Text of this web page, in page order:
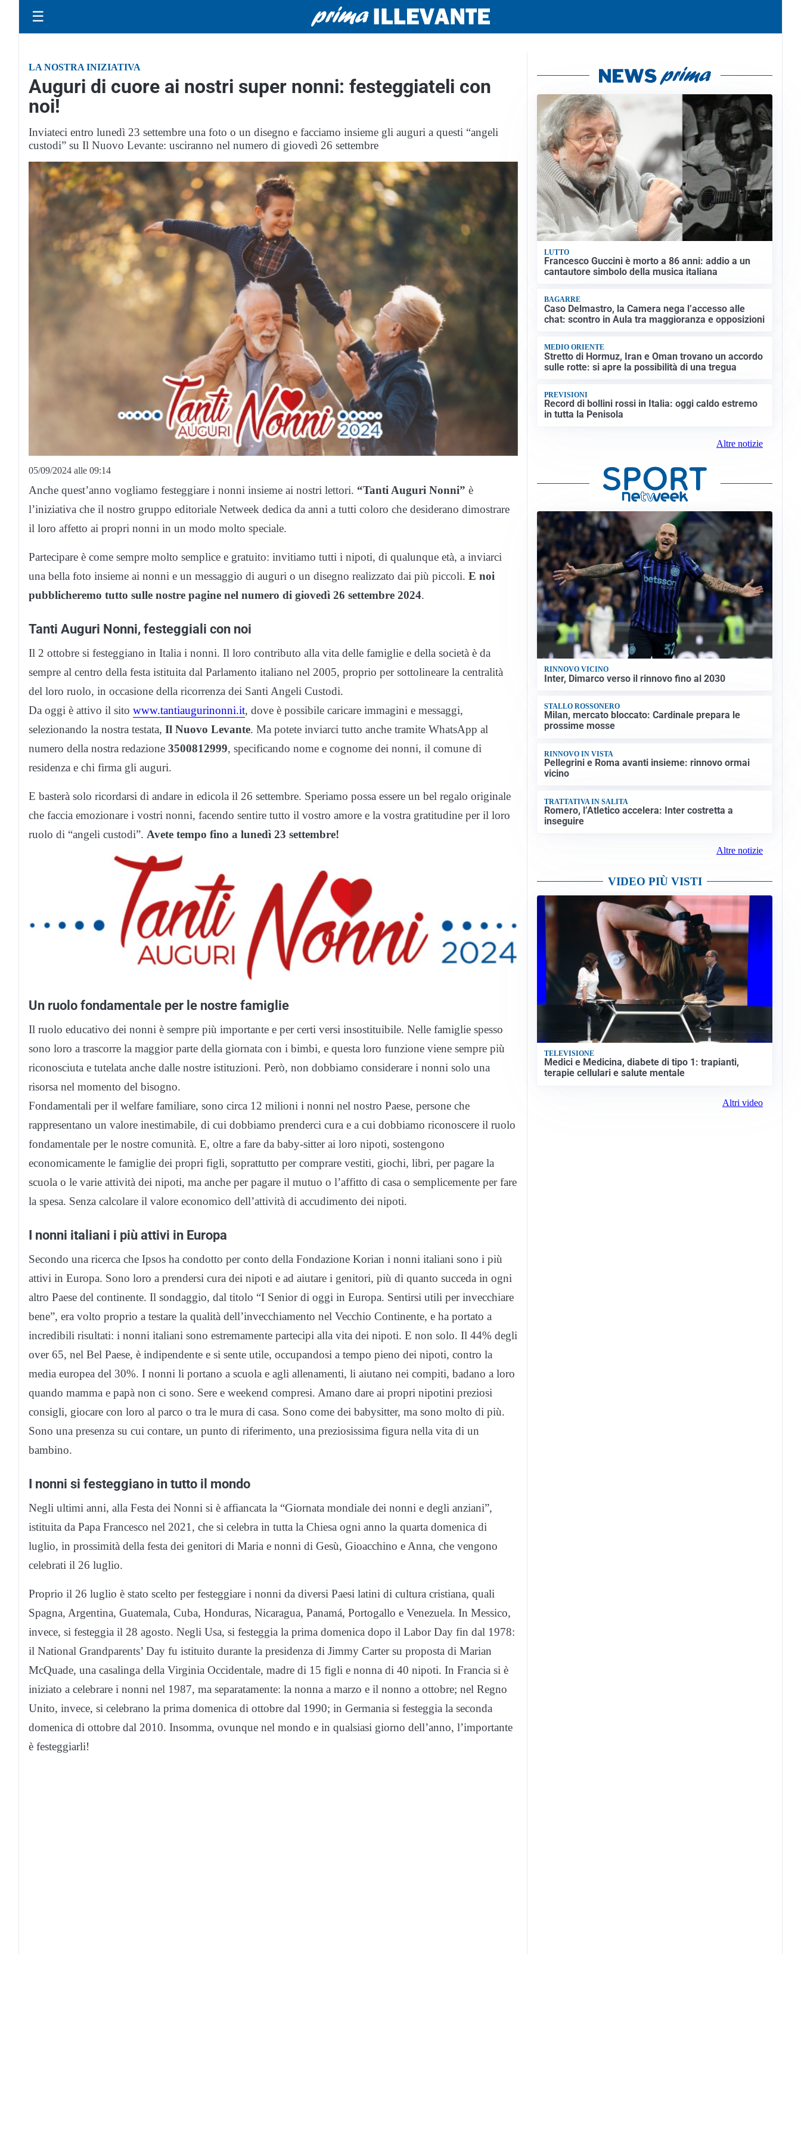
☰
LA NOSTRA INIZIATIVA
Auguri di cuore ai nostri super nonni: festeggiateli con
noi!
Inviateci entro lunedì 23 settembre una foto o un disegno e facciamo insieme gli auguri a questi “angeli
custodi” su Il Nuovo Levante: usciranno nel numero di giovedì 26 settembre
05/09/2024 alle 09:14
Anche quest’anno vogliamo festeggiare i nonni insieme ai nostri lettori. “Tanti Auguri Nonni” è
l’iniziativa che il nostro gruppo editoriale Netweek dedica da anni a tutti coloro che desiderano dimostrare
il loro affetto ai propri nonni in un modo molto speciale.
Partecipare è come sempre molto semplice e gratuito: invitiamo tutti i nipoti, di qualunque età, a inviarci
una bella foto insieme ai nonni e un messaggio di auguri o un disegno realizzato dai più piccoli. E noi
pubblicheremo tutto sulle nostre pagine nel numero di giovedì 26 settembre 2024.
Tanti Auguri Nonni, festeggiali con noi
Il 2 ottobre si festeggiano in Italia i nonni. Il loro contributo alla vita delle famiglie e della società è da
sempre al centro della festa istituita dal Parlamento italiano nel 2005, proprio per sottolineare la centralità
del loro ruolo, in occasione della ricorrenza dei Santi Angeli Custodi.
Da oggi è attivo il sito www.tantiaugurinonni.it, dove è possibile caricare immagini e messaggi,
selezionando la nostra testata, Il Nuovo Levante. Ma potete inviarci tutto anche tramite WhatsApp al
numero della nostra redazione 3500812999, specificando nome e cognome dei nonni, il comune di
residenza e chi firma gli auguri.
E basterà solo ricordarsi di andare in edicola il 26 settembre. Speriamo possa essere un bel regalo originale
che faccia emozionare i vostri nonni, facendo sentire tutto il vostro amore e la vostra gratitudine per il loro
ruolo di “angeli custodi”. Avete tempo fino a lunedì 23 settembre!
Un ruolo fondamentale per le nostre famiglie
Il ruolo educativo dei nonni è sempre più importante e per certi versi insostituibile. Nelle famiglie spesso
sono loro a trascorre la maggior parte della giornata con i bimbi, e questa loro funzione viene sempre più
riconosciuta e tutelata anche dalle nostre istituzioni. Però, non dobbiamo considerare i nonni solo una
risorsa nel momento del bisogno.
Fondamentali per il welfare familiare, sono circa 12 milioni i nonni nel nostro Paese, persone che
rappresentano un valore inestimabile, di cui dobbiamo prenderci cura e a cui dobbiamo riconoscere il ruolo
fondamentale per le nostre comunità. E, oltre a fare da baby-sitter ai loro nipoti, sostengono
economicamente le famiglie dei propri figli, soprattutto per comprare vestiti, giochi, libri, per pagare la
scuola o le varie attività dei nipoti, ma anche per pagare il mutuo o l’affitto di casa o semplicemente per fare
la spesa. Senza calcolare il valore economico dell’attività di accudimento dei nipoti.
I nonni italiani i più attivi in Europa
Secondo una ricerca che Ipsos ha condotto per conto della Fondazione Korian i nonni italiani sono i più
attivi in Europa. Sono loro a prendersi cura dei nipoti e ad aiutare i genitori, più di quanto succeda in ogni
altro Paese del continente. Il sondaggio, dal titolo “I Senior di oggi in Europa. Sentirsi utili per invecchiare
bene”, era volto proprio a testare la qualità dell’invecchiamento nel Vecchio Continente, e ha portato a
incredibili risultati: i nonni italiani sono estremamente partecipi alla vita dei nipoti. E non solo. Il 44% degli
over 65, nel Bel Paese, è indipendente e si sente utile, occupandosi a tempo pieno dei nipoti, contro la
media europea del 30%. I nonni li portano a scuola e agli allenamenti, li aiutano nei compiti, badano a loro
quando mamma e papà non ci sono. Sere e weekend compresi. Amano dare ai propri nipotini preziosi
consigli, giocare con loro al parco o tra le mura di casa. Sono come dei babysitter, ma sono molto di più.
Sono una presenza su cui contare, un punto di riferimento, una preziosissima figura nella vita di un
bambino.
I nonni si festeggiano in tutto il mondo
Negli ultimi anni, alla Festa dei Nonni si è affiancata la “Giornata mondiale dei nonni e degli anziani”,
istituita da Papa Francesco nel 2021, che si celebra in tutta la Chiesa ogni anno la quarta domenica di
luglio, in prossimità della festa dei genitori di Maria e nonni di Gesù, Gioacchino e Anna, che vengono
celebrati il 26 luglio.
Proprio il 26 luglio è stato scelto per festeggiare i nonni da diversi Paesi latini di cultura cristiana, quali
Spagna, Argentina, Guatemala, Cuba, Honduras, Nicaragua, Panamá, Portogallo e Venezuela. In Messico,
invece, si festeggia il 28 agosto. Negli Usa, si festeggia la prima domenica dopo il Labor Day fin dal 1978:
il National Grandparents’ Day fu istituito durante la presidenza di Jimmy Carter su proposta di Marian
McQuade, una casalinga della Virginia Occidentale, madre di 15 figli e nonna di 40 nipoti. In Francia si è
iniziato a celebrare i nonni nel 1987, ma separatamente: la nonna a marzo e il nonno a ottobre; nel Regno
Unito, invece, si celebrano la prima domenica di ottobre dal 1990; in Germania si festeggia la seconda
domenica di ottobre dal 2010. Insomma, ovunque nel mondo e in qualsiasi giorno dell’anno, l’importante
è festeggiarli!
LUTTO
Francesco Guccini è morto a 86 anni: addio a un
cantautore simbolo della musica italiana
BAGARRE
Caso Delmastro, la Camera nega l’accesso alle
chat: scontro in Aula tra maggioranza e opposizioni
MEDIO ORIENTE
Stretto di Hormuz, Iran e Oman trovano un accordo
sulle rotte: si apre la possibilità di una tregua
PREVISIONI
Record di bollini rossi in Italia: oggi caldo estremo
in tutta la Penisola
Altre notizie
RINNOVO VICINO
Inter, Dimarco verso il rinnovo fino al 2030
STALLO ROSSONERO
Milan, mercato bloccato: Cardinale prepara le
prossime mosse
RINNOVO IN VISTA
Pellegrini e Roma avanti insieme: rinnovo ormai
vicino
TRATTATIVA IN SALITA
Romero, l’Atletico accelera: Inter costretta a
inseguire
Altre notizie
VIDEO PIÙ VISTI
TELEVISIONE
Medici e Medicina, diabete di tipo 1: trapianti,
terapie cellulari e salute mentale
Altri video